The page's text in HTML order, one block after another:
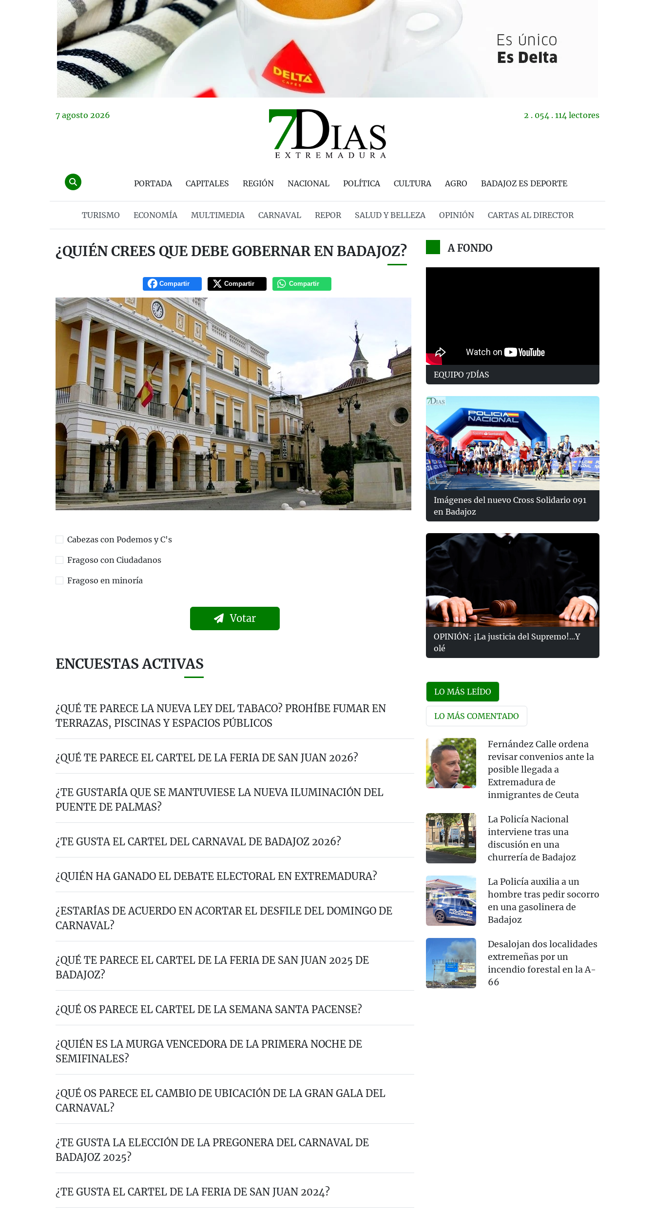
7 agosto 2026 2 . 054 . 114 lectores
PORTADA CAPITALES REGIÓN NACIONAL POLÍTICA CULTURA AGRO BADAJOZ ES DEPORTE
TURISMO ECONOMÍA MULTIMEDIA CARNAVAL REPOR SALUD Y BELLEZA OPINIÓN CARTAS AL DIRECTOR
¿QUIÉN CREES QUE DEBE GOBERNAR EN BADAJOZ?
Compartir Compartir Compartir
Cabezas con Podemos y C's
Fragoso con Ciudadanos
Fragoso en minoría
Votar
ENCUESTAS ACTIVAS
¿QUÉ TE PARECE LA NUEVA LEY DEL TABACO? PROHÍBE FUMAR EN
TERRAZAS, PISCINAS Y ESPACIOS PÚBLICOS
¿QUÉ TE PARECE EL CARTEL DE LA FERIA DE SAN JUAN 2026?
¿TE GUSTARÍA QUE SE MANTUVIESE LA NUEVA ILUMINACIÓN DEL
PUENTE DE PALMAS?
¿TE GUSTA EL CARTEL DEL CARNAVAL DE BADAJOZ 2026?
¿QUIÉN HA GANADO EL DEBATE ELECTORAL EN EXTREMADURA?
¿ESTARÍAS DE ACUERDO EN ACORTAR EL DESFILE DEL DOMINGO DE
CARNAVAL?
¿QUÉ TE PARECE EL CARTEL DE LA FERIA DE SAN JUAN 2025 DE
BADAJOZ?
¿QUÉ OS PARECE EL CARTEL DE LA SEMANA SANTA PACENSE?
¿QUIÉN ES LA MURGA VENCEDORA DE LA PRIMERA NOCHE DE
SEMIFINALES?
¿QUÉ OS PARECE EL CAMBIO DE UBICACIÓN DE LA GRAN GALA DEL
CARNAVAL?
¿TE GUSTA LA ELECCIÓN DE LA PREGONERA DEL CARNAVAL DE
BADAJOZ 2025?
¿TE GUSTA EL CARTEL DE LA FERIA DE SAN JUAN 2024?
A FONDO
EQUIPO 7DÍAS
Imágenes del nuevo Cross Solidario 091
en Badajoz
OPINIÓN: ¡La justicia del Supremo!...Y
olé
LO MÁS LEÍDO
LO MÁS COMENTADO
Fernández Calle ordena
revisar convenios ante la
posible llegada a
Extremadura de
inmigrantes de Ceuta
La Policía Nacional
interviene tras una
discusión en una
churrería de Badajoz
La Policía auxilia a un
hombre tras pedir socorro
en una gasolinera de
Badajoz
Desalojan dos localidades
extremeñas por un
incendio forestal en la A-
66